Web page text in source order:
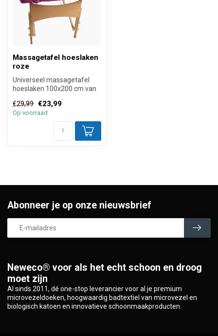
Massagetafel hoeslaken
roze
Universeel massagetafel
hoeslaken 100x200 cm van
Soft Tou...
€29,99 €23,99
Op voorraad
Neweco® voor als het echt schoon en droog
moet zijn
Al sinds 2011, dé one-stop leverancier voor al je premium
microvezeldoeken, hoogwaardig badtextiel van microvezel en
biologisch katoen en innovatieve schoonmaakproducten.
Abonneer je op onze nieuwsbrief